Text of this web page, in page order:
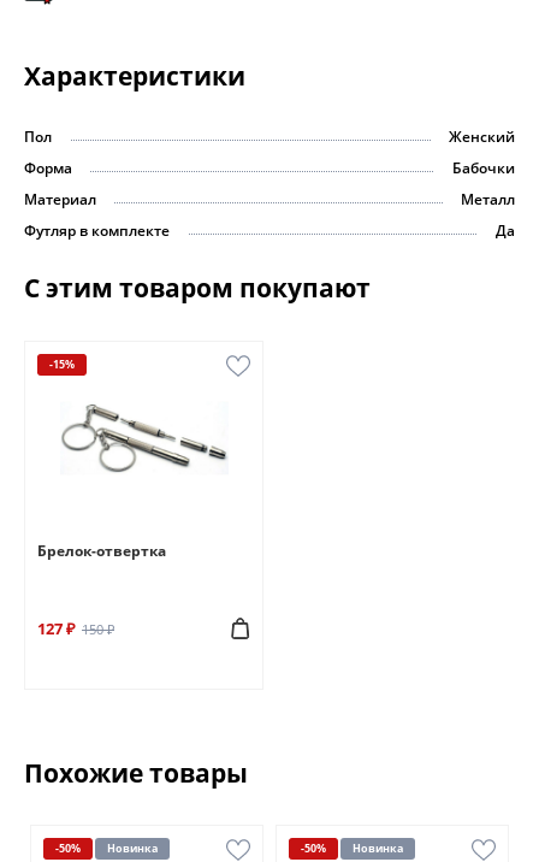
Характеристики
Пол
Женский
Форма
Бабочки
Материал
Металл
Футляр в комплекте
Да
С этим товаром покупают
-15%
Брелок-отвертка
127 ₽ 150 ₽
Похожие товары
-50% Новинка -50% Новинка